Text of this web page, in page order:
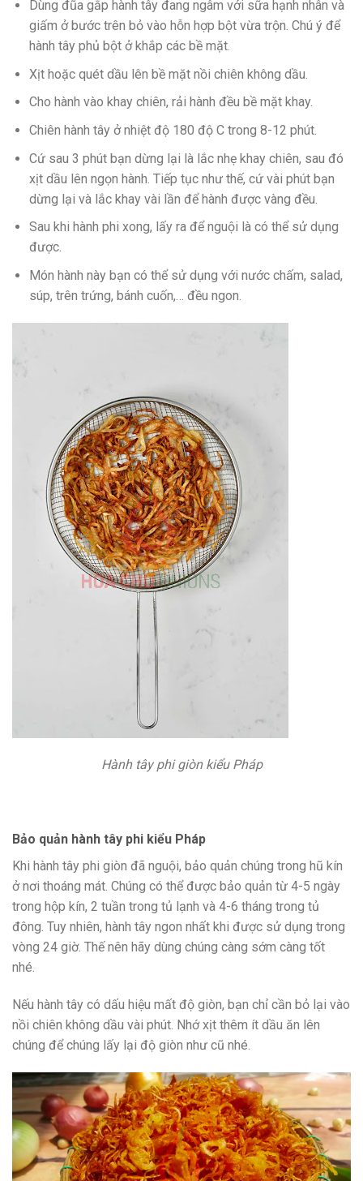
Dùng đũa gắp hành tây đang ngâm với sữa hạnh nhân và
giấm ở bước trên bỏ vào hỗn hợp bột vừa trộn. Chú ý để
hành tây phủ bột ở khắp các bề mặt.
Xịt hoặc quét dầu lên bề mặt nồi chiên không dầu.
Cho hành vào khay chiên, rải hành đều bề mặt khay.
Chiên hành tây ở nhiệt độ 180 độ C trong 8-12 phút.
Cứ sau 3 phút bạn dừng lại là lắc nhẹ khay chiên, sau đó
xịt dầu lên ngọn hành. Tiếp tục như thế, cứ vài phút bạn
dừng lại và lắc khay vài lần để hành được vàng đều.
Sau khi hành phi xong, lấy ra để nguội là có thể sử dụng
được.
Món hành này bạn có thể sử dụng với nước chấm, salad,
súp, trên trứng, bánh cuốn,… đều ngon.
Hành tây phi giòn kiểu Pháp
Bảo quản hành tây phi kiểu Pháp
Khi hành tây phi giòn đã nguội, bảo quản chúng trong hũ kín
ở nơi thoáng mát. Chúng có thể được bảo quản từ 4-5 ngày
trong hộp kín, 2 tuần trong tủ lạnh và 4-6 tháng trong tủ
đông. Tuy nhiên, hành tây ngon nhất khi được sử dụng trong
vòng 24 giờ. Thế nên hãy dùng chúng càng sớm càng tốt
nhé.
Nếu hành tây có dấu hiệu mất độ giòn, bạn chỉ cần bỏ lại vào
nồi chiên không dầu vài phút. Nhớ xịt thêm ít dầu ăn lên
chúng để chúng lấy lại độ giòn như cũ nhé.